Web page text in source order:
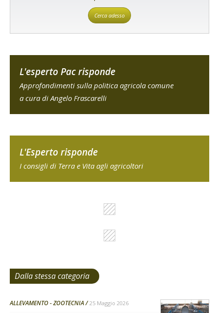
Cerca adesso
L'esperto Pac risponde
Approfondimenti sulla politica agricola comune
a cura di Angelo Frascarelli
L'Esperto risponde
I consigli di Terra e Vita agli agricoltori
Dalla stessa categoria
ALLEVAMENTO - ZOOTECNIA 25 Maggio 2026